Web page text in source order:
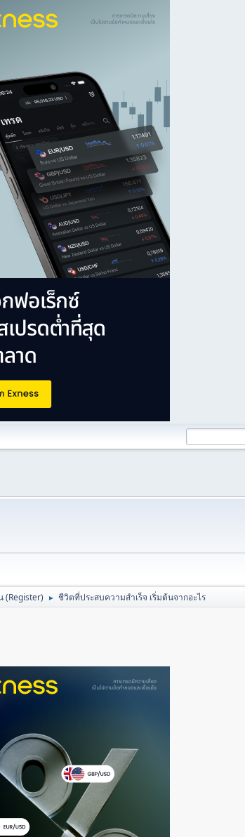
(Register) ► ชีวิตที่ประสบความสำเร็จ เริ่มต้นจากอะไร